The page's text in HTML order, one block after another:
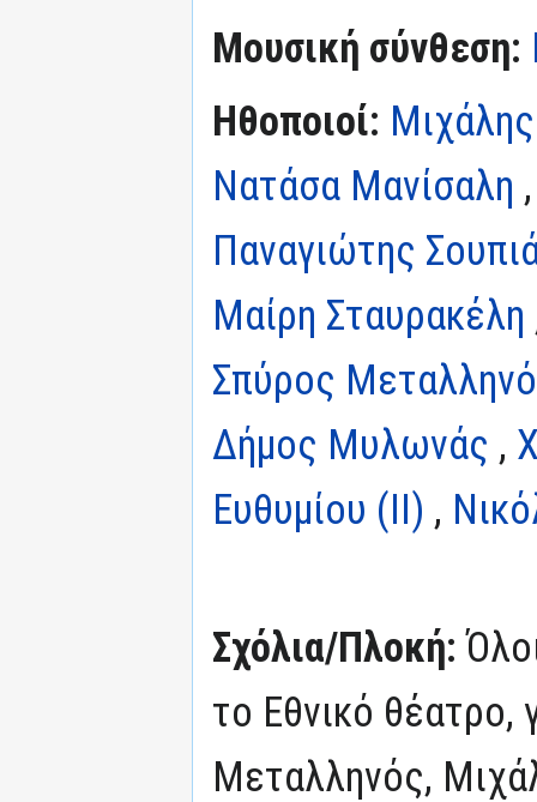
Μουσική σύνθεση:
Ηθοποιοί:
Νατάσα Μανίσαλη
Παναγιώτης
Μαίρη Σταυρακέλη
Σπύρος
Δήμος Μυλωνάς ,
Ευθυμίου (II) ,
Σχόλια/Πλοκή:
το Εθνικό θέατρο,
Μεταλληνός,